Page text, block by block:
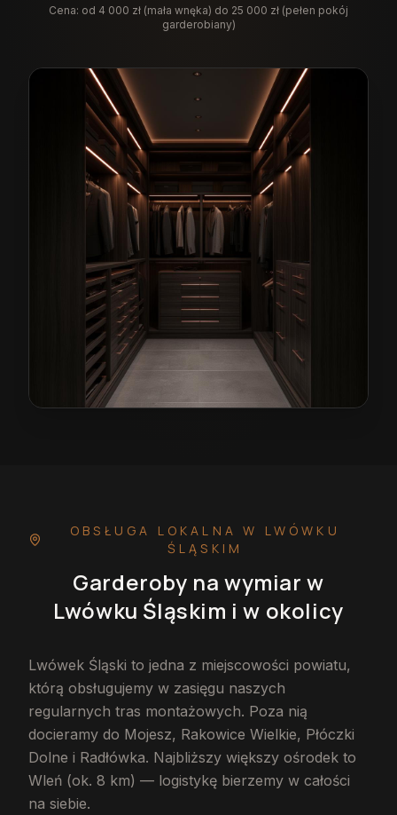
Cena: od 4 000 zł (mała wnęka) do 25 000 zł (pełen pokój
garderobiany)
OBSŁUGA LOKALNAW LWÓWKU
ŚLĄSKIM
Garderoby na wymiar w
Lwówku Śląskim i w okolicy
Lwówek Śląski to jedna z miejscowości powiatu,
którą obsługujemy w zasięgu naszych
regularnych tras montażowych. Poza nią
docieramy do Mojesz, Rakowice Wielkie, Płóczki
Dolne i Radłówka. Najbliższy większy ośrodek to
Wleń (ok. 8 km) — logistykę bierzemy w całości
na siebie.